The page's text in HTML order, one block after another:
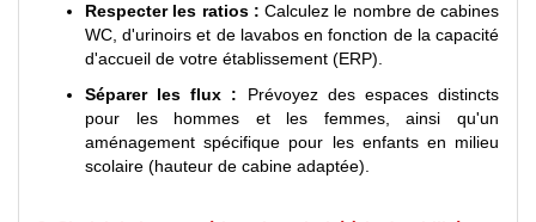
Respecter les ratios : Calculez le nombre de cabines
WC, d'urinoirs et de lavabos en fonction de la capacité
d'accueil de votre établissement (ERP).
Séparer les flux : Prévoyez des espaces distincts
pour les hommes et les femmes, ainsi qu'un
aménagement spécifique pour les enfants en milieu
scolaire (hauteur de cabine adaptée).